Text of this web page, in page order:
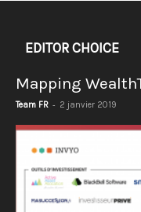
EDITOR CHOICE
Mapping
Team FR - 2 janvier 2019